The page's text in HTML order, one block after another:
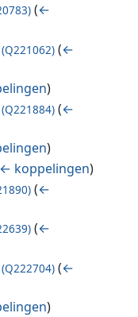
(←
(Q221062) (←
)
(Q221884) (←
)
← koppelingen)
(←
(←
(Q222704) (←
)